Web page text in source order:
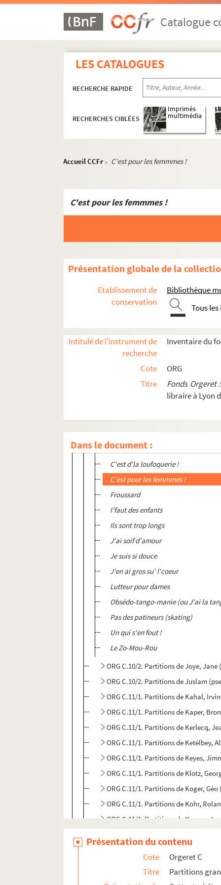
Catalogue
LES CATALOGUES
RECHERCHE RAPIDE
RECHERCHES CIBLÉES
Imprimés
multimédia
Accueil CCFr > C'est pour les femmmes !
C'est pour les femmmes !
Présentation globale de la
Etablissement de
conservation
Bibliothèque
Tous
Intitulé de l'instrument de
recherche
Inventaire du
Cote
ORG
Titre
Fonds Orgeret
libraire à Lyon
Dans le document :
ORG C.8/2. Partitions de Heyral,
ORG C.8/2. Partitions de Hilliard,
ORG C.8/2. Partitions de Hoffman,
ORG C.8/2. Partitions de Holmès,
ORG C.8/2. Partitions de Holzer, B.
ORG C.8/2. Partitions de Housset,
ORG C.8/2. Partitions de Hüe,
ORG C.8/2. Partitions de Hugues, B.
ORG C.10/1. Partitions de Jacob,
ORG C.10/1. Partitions de
ORG C.10/1. Partitions de Jeanjean,
ORG C.10/1. Partitions de Jenkins,
ORG C.10/1. Partitions de Jenó,
ORG C.10/1. Partitions de Jerome,
ORG C.10/1. Partitions de Jones,
ORG C.10/1. Partitions de José,
ORG C.10/1. Partitions de Josi
ORG C.10/1. Partitions de Jouberti,
ORG C.10/1. Partitions de Jouberti,
ORG C.10/1. Partitions de Jouve,
L'abbé philosophe
C'est d'la loufoquerie !
C'est pour les femmmes !
Froussard
I'faut des enfants
Ils sont trop longs
J'ai soif d'amour
Je suis si douce
J'en ai gros su' l'coeur
Lutteur pour dames
Obsédo-tango-manie (ou J'ai la
Pas des patineurs (skating)
Un qui s'en fout !
Le Zo-Mou-Rou
ORG C.10/2. Partitions de Joye,
ORG C.10/2. Partitions de Juslam
ORG C.11/1. Partitions de Kahal,
ORG C.11/1. Partitions de Kaper,
ORG C.11/1. Partitions de Kerlecq,
ORG C.11/1. Partitions de Ketèlbey,
ORG C.11/1. Partitions de Keyes,
ORG C.11/1. Partitions de Klotz,
ORG C.11/1. Partitions de Koger,
ORG C.11/1.
ORG C.11/1. Partitions de Kosma,
Présentation du contenu
Cote
Orgeret C
Titre
Partitions